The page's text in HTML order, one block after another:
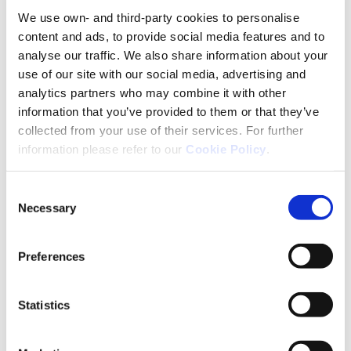
We use own- and third-party cookies to personalise
content and ads, to provide social media features and to
analyse our traffic. We also share information about your
use of our site with our social media, advertising and
analytics partners who may combine it with other
information that you’ve provided to them or that they’ve
collected from your use of their services. For further
information please refer to our Cookie Policy
Selection
Necessary
Preferences
Statistics
Composizione
Ogni compressa contiene 150 mg di PARTENIO
estratto secco (di cui partenolide 1,2 mg), 100 mg
ANDROGRAPHIS estratto secco (di cui 10 mg
andrografolide), 20 mg di COENZIMA Q10, 169 mg di
MGNESIO, 4,8 mg di VITAMINA B2.
COENZIMA Q10
Il Coenzima Q10, chiamato anche ubichinone (o
vitamina Q) è una molecola fisiologicamente
cellulare.
La Vitamina B2 (Riboflavina) contribuisce alla
protezione delle cellule dallo stress ossidativo, al
normale metabolismo energetico e al normale